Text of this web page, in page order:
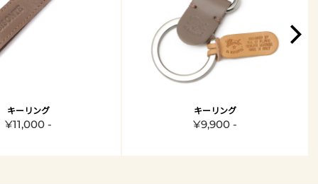
キーリング
¥11,000 -
キーリング
¥9,900 -